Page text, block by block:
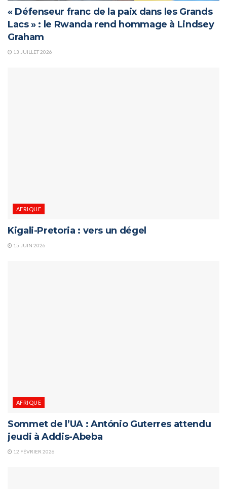
« Défenseur franc de la paix dans les Grands
Lacs » : le Rwanda rend hommage à Lindsey
Graham
13 JUILLET 2026
AFRIQUE
Kigali-Pretoria : vers un dégel
15 JUIN 2026
AFRIQUE
Sommet de l’UA : António Guterres attendu
jeudi à Addis-Abeba
12 FÉVRIER 2026